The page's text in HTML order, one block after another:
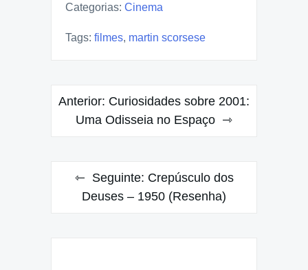
Categorias: Cinema
Tags: filmes, martin scorsese
Navegação
Anterior: Curiosidades sobre 2001:
Uma Odisseia no Espaço
Seguinte: Crepúsculo dos
Deuses – 1950 (Resenha)